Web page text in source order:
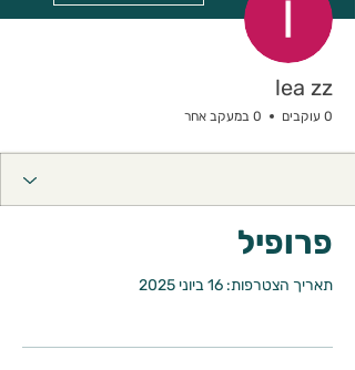
lea zz
0 עוקבים 0 במעקב אחר
פרופיל
תאריך הצטרפות: 16 ביוני 2025